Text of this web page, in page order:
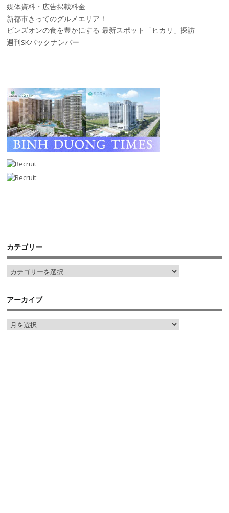
媒体資料・広告掲載料金
新都市きってのグルメエリア！
ビンズオンの食を豊かにする 最新スポット「ヒカリ」探訪
週刊SKバックナンバー
カテゴリー
アーカイブ